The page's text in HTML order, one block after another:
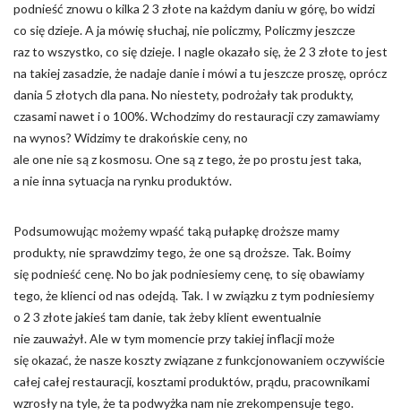
podnieść znowu o kilka 2 3 złote na każdym daniu w górę, bo widzi
co się dzieje. A ja mówię słuchaj, nie policzmy, Policzmy jeszcze
raz to wszystko, co się dzieje. I nagle okazało się, że 2 3 złote to jest
na takiej zasadzie, że nadaje danie i mówi a tu jeszcze proszę, oprócz
dania 5 złotych dla pana. No niestety, podrożały tak produkty,
czasami nawet i o 100%. Wchodzimy do restauracji czy zamawiamy
na wynos? Widzimy te drakońskie ceny, no
ale one nie są z kosmosu. One są z tego, że po prostu jest taka,
a nie inna sytuacja na rynku produktów.
Podsumowując możemy wpaść taką pułapkę droższe mamy
produkty, nie sprawdzimy tego, że one są droższe. Tak. Boimy
się podnieść cenę. No bo jak podniesiemy cenę, to się obawiamy
tego, że klienci od nas odejdą. Tak. I w związku z tym podniesiemy
o 2 3 złote jakieś tam danie, tak żeby klient ewentualnie
nie zauważył. Ale w tym momencie przy takiej inflacji może
się okazać, że nasze koszty związane z funkcjonowaniem oczywiście
całej całej restauracji, kosztami produktów, prądu, pracownikami
wzrosły na tyle, że ta podwyżka nam nie zrekompensuje tego.